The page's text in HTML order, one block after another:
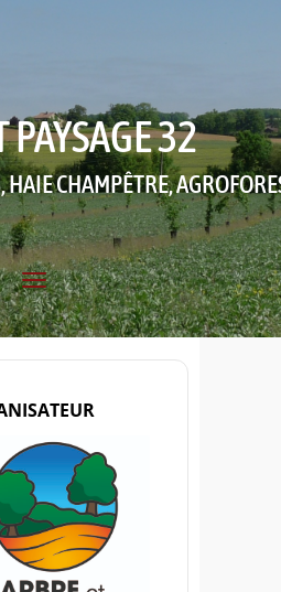
PAYSAGE 32
HAIE CHAMPÊTRE,